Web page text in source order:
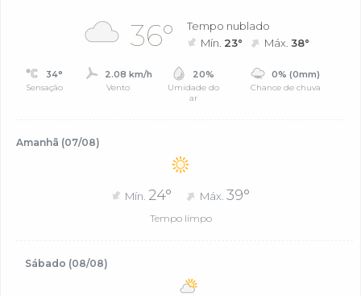
36°
Tempo nublado
Mín. 23° Máx.38°
34°
Sensação
2.08 km/h
Vento
20%
Umidade do
ar
0% (0mm)
Chance de chuva
Amanhã (07/08)
Mín. 24° Máx. 39°
Tempo limpo
Sábado (08/08)